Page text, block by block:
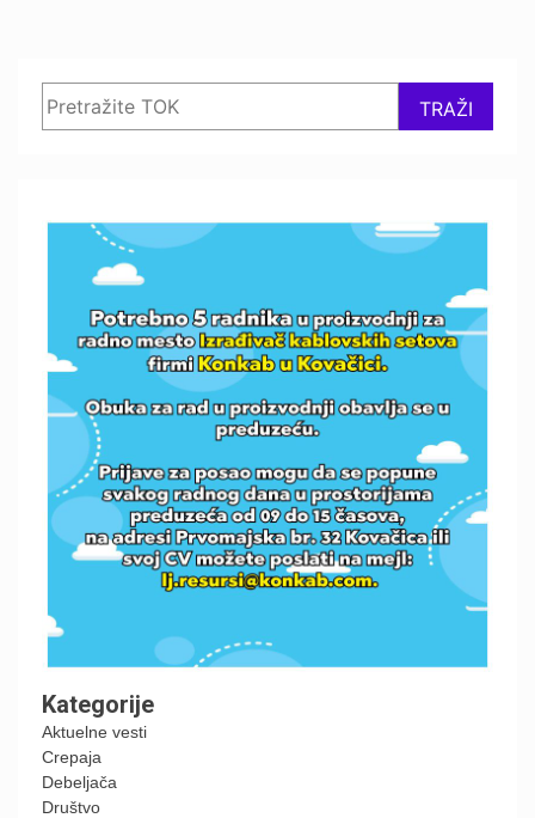
TRAŽI
Kategorije
Aktuelne vesti
Crepaja
Debeljača
Društvo